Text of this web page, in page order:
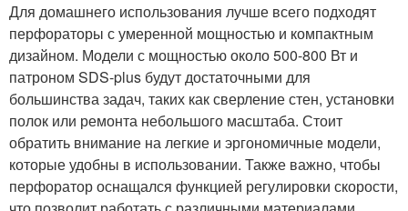
Для домашнего использования лучше всего подходят
перфораторы с умеренной мощностью и компактным
дизайном. Модели с мощностью около 500-800 Вт и
патроном SDS-plus будут достаточными для
большинства задач, таких как сверление стен, установки
полок или ремонта небольшого масштаба. Стоит
обратить внимание на легкие и эргономичные модели,
которые удобны в использовании. Также важно, чтобы
перфоратор оснащался функцией регулировки скорости,